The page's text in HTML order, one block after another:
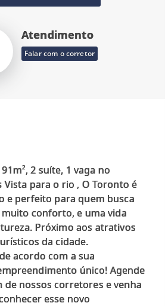
Atendimento
Falar com o corretor
2 suíte, 1 vaga no
para o rio , O Toronto é
e perfeito para quem busca
conforto, e uma vida
Próximo aos atrativos
da cidade.
acordo com a sua
único! Agende
de nossos corretores e venha
esse novo